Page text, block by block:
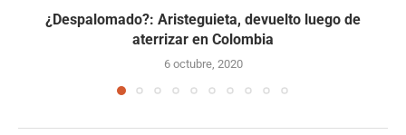
¿Despalomado?: Aristeguieta, devuelto luego de
aterrizar en Colombia
6 octubre, 2020